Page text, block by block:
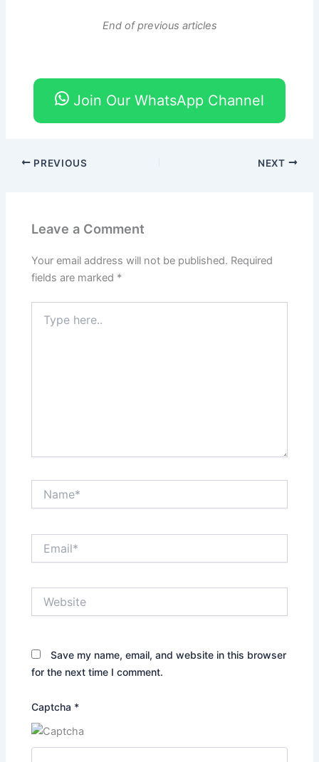
End of previous articles
Join Our WhatsApp Channel
PREVIOUS NEXT
Leave a Comment
Your email address will not be published. Required
fields are marked *
here..
Save my name, email, and website in this browser
for the next time I comment.
Captcha *